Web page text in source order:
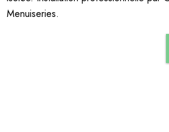
Menuiseries.